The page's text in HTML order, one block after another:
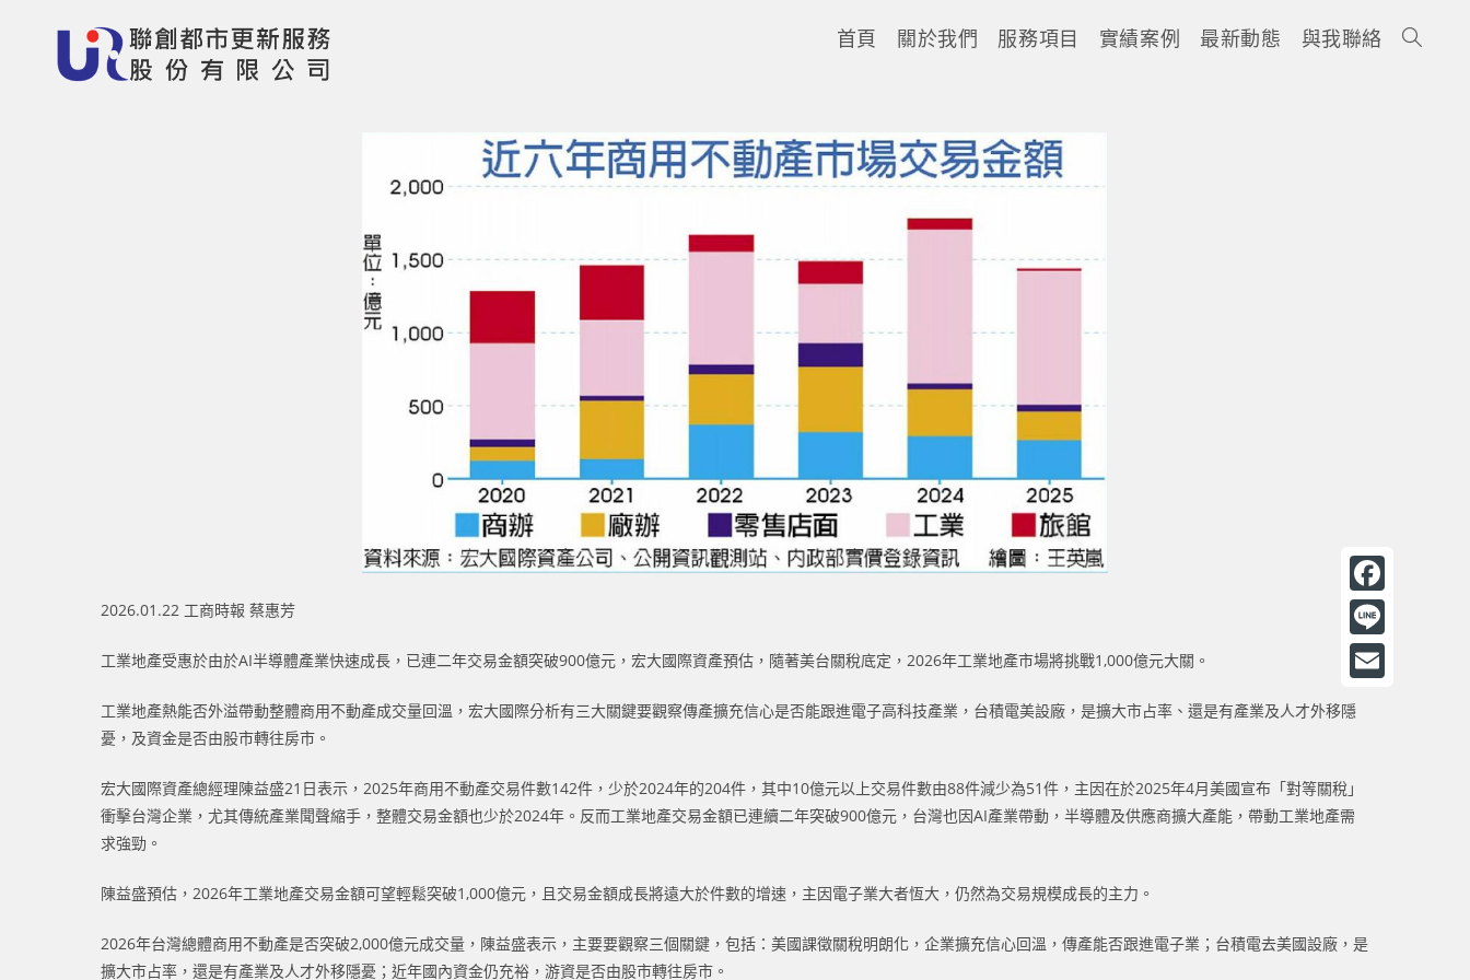
首頁 關於我們 服務項目 實績案例 最新動態 與我聯絡
2026.01.22 工商時報 蔡惠芳
工業地產受惠於由於AI半導體產業快速成長，已連二年交易金額突破900億元，宏大國際資產預估，隨著美台關稅底定，2026年工業地產市場將挑戰1,000億元大關。
工業地產熱能否外溢帶動整體商用不動產成交量回溫，宏大國際分析有三大關鍵要觀察傳產擴充信心是否能跟進電子高科技產業，台積電美設廠，是擴大市占率、還是有產業及人才外移隱
憂，及資金是否由股市轉往房市。
宏大國際資產總經理陳益盛21日表示，2025年商用不動產交易件數142件，少於2024年的204件，其中10億元以上交易件數由88件減少為51件，主因在於2025年4月美國宣布「對等關稅」
衝擊台灣企業，尤其傳統產業聞聲縮手，整體交易金額也少於2024年。反而工業地產交易金額已連續二年突破900億元，台灣也因AI產業帶動，半導體及供應商擴大產能，帶動工業地產需
求強勁。
陳益盛預估，2026年工業地產交易金額可望輕鬆突破1,000億元，且交易金額成長將遠大於件數的增速，主因電子業大者恆大，仍然為交易規模成長的主力。
2026年台灣總體商用不動產是否突破2,000億元成交量，陳益盛表示，主要要觀察三個關鍵，包括：美國課徵關稅明朗化，企業擴充信心回溫，傳產能否跟進電子業；台積電去美國設廠，是
擴大市占率，還是有產業及人才外移隱憂；近年國內資金仍充裕，游資是否由股市轉往房市。
F
a
c
e
o
o
L
n
i